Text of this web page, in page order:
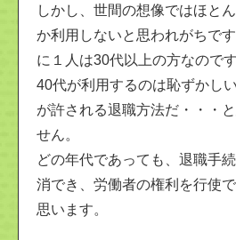
しかし、世間の想像ではほと
か利用しないと思われがちで
に１人は30代以上の方なのです
40代が利用するのは恥ずかし
が許される退職方法だ・・・
せん。
どの年代であっても、退職手
消でき、労働者の権利を行使
思います。